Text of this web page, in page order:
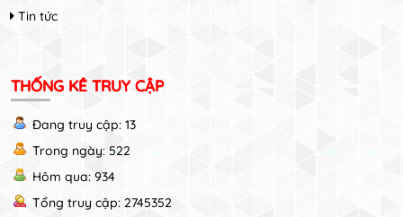
Tin tức
THỐNG KÊ TRUY CẬP
Đang truy cập: 13
Trong ngày: 522
Hôm qua: 934
Tổng truy cập: 2745352